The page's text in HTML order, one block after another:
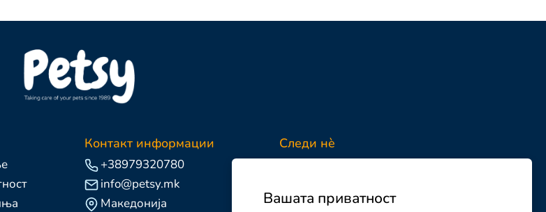
Вашата приватност
Контакт информации
+38979320780
info@petsy.mk
Македонија
Следи нè